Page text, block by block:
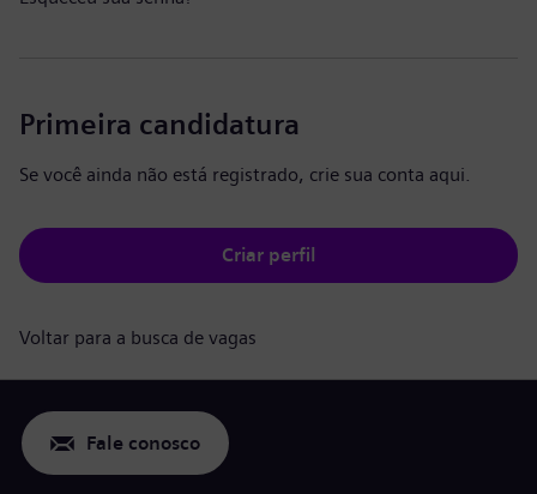
Primeira candidatura
Se você ainda não está registrado, crie sua conta aqui.
Criar perfil
Voltar para a busca de vagas
Fale conosco